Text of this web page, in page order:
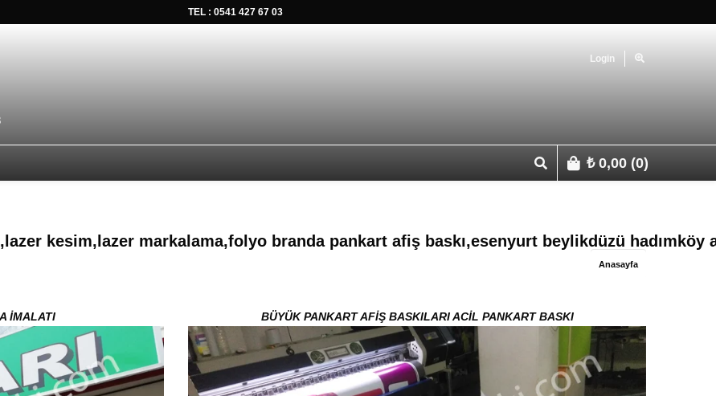
TEL : 0541 427 67 03
Login
₺0,00 (0)
kesim,lazer markalama,folyo branda pankart afiş baskı,esenyurt beylikdüzü
Anasayfa
İMALATI BÜYÜK PANKART AFİŞ BASKILARI ACİL PANKART BASKI